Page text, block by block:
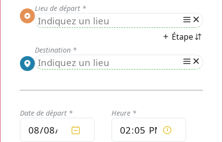
Choisissez les avantages d’unRéserver un vtc
pour Gare du Nordavec
CHAUFFEUR PRIVE
pour votre déplacement qu'il soit
professionnel ou personnel. Le service de transport
voiture avec chauffeur remplace le taxi. Ce service
a mis un système afin de vous permettre de
connaitre à l'avance le prix de votre course.
CHAUFFEUR PRIVE PARISvous propose ses
chauffeurs professionnels, élégants, courtois et